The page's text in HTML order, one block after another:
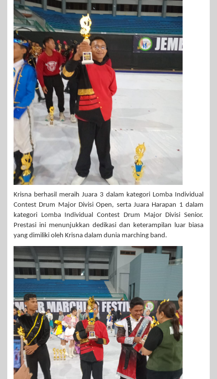
Krisna berhasil meraih Juara 3 dalam kategori Lomba Individual
Contest Drum Major Divisi Open, serta Juara Harapan 1 dalam
kategori Lomba Individual Contest Drum Major Divisi Senior.
Prestasi ini menunjukkan dedikasi dan keterampilan luar biasa
yang dimiliki oleh Krisna dalam dunia marching band.